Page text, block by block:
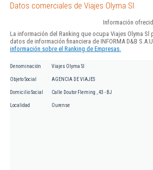
Datos comerciales de Viajes Olyma Sl
Información
La información del Ranking que ocupa Viajes Olyma Sl
datos de información financiera de INFORMA D&B
información sobre el Ranking de Empresas.
Denominación Viajes Olyma Sl
Objeto Social AGENCIA DE VIAJES
Domicilio Social Calle Doutor Fleming , 43 - BJ
Localidad Ourense